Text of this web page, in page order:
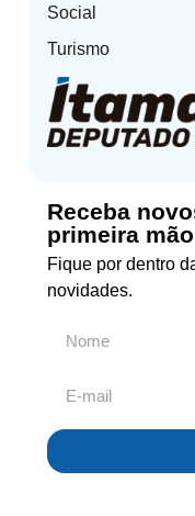
Social
Turismo
Receba
primeira mão
Fique por dentro
novidades.